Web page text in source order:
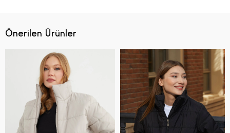
Önerilen Ürünler